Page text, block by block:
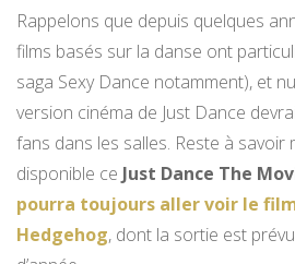
Rappelons que depuis quelques
films basés sur la danse ont
saga Sexy Dance notamment), et
version cinéma de Just Dance
fans dans les salles. Reste à
disponible ce Just Dance The
pourra toujours aller voir le
Hedgehog, dont la sortie est